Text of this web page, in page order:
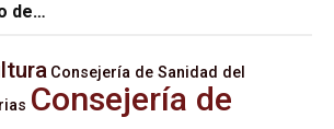
de…
Consejería de Sanidad del
Consejería de